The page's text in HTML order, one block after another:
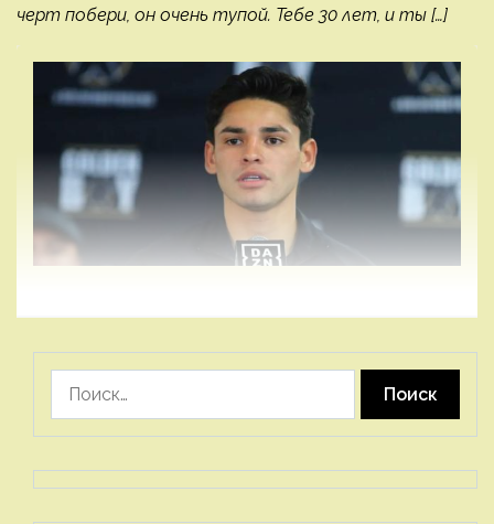
черт побери, он очень тупой. Тебе 30 лет, и ты […]